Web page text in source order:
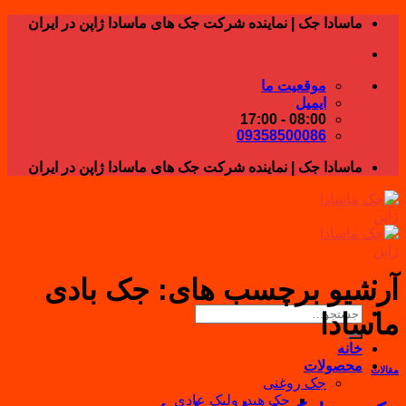
Skip
content
ماسادا جک | نماینده شرکت جک های ماسادا ژاپن در ایران
موقعیت ما
ایمیل
08:00 - 17:00
09358500086
ماسادا جک | نماینده شرکت جک های ماسادا ژاپن در ایران
جستجو
برای:
خانه
محصولات
جک روغنی
جک هیدرولیک عادی
آرشیو برچسب های: جک بادی
ماسادا
مقالات